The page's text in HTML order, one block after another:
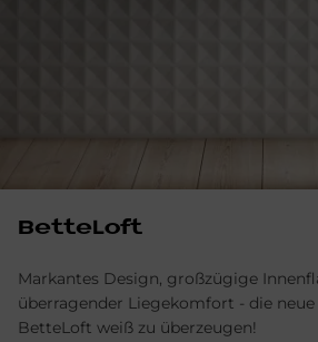
BetteLoft
Markantes Design, großzügige
überragender Liegekomfort - die
BetteLoft weiß zu überzeugen!